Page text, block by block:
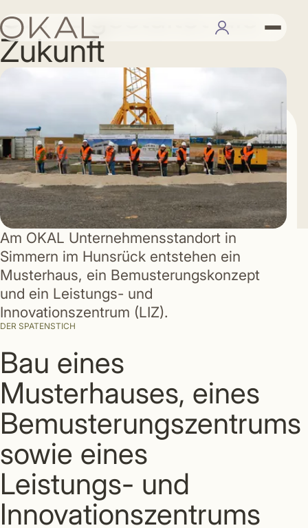
OKAL gestaltet die
Zukunft
Am OKAL Unternehmensstandort in
Simmern im Hunsrück entstehen ein
Musterhaus, ein Bemusterungskonzept
und ein Leistungs- und
Innovationszentrum (LIZ).
DER SPATENSTICH
Bau eines
Musterhauses, eines
Bemusterungszentrums
sowie eines
Leistungs- und
Innovationszentrums